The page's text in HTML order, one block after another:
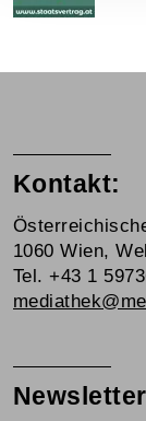
Kontakt:
1060 Wien,
Tel. +43 1